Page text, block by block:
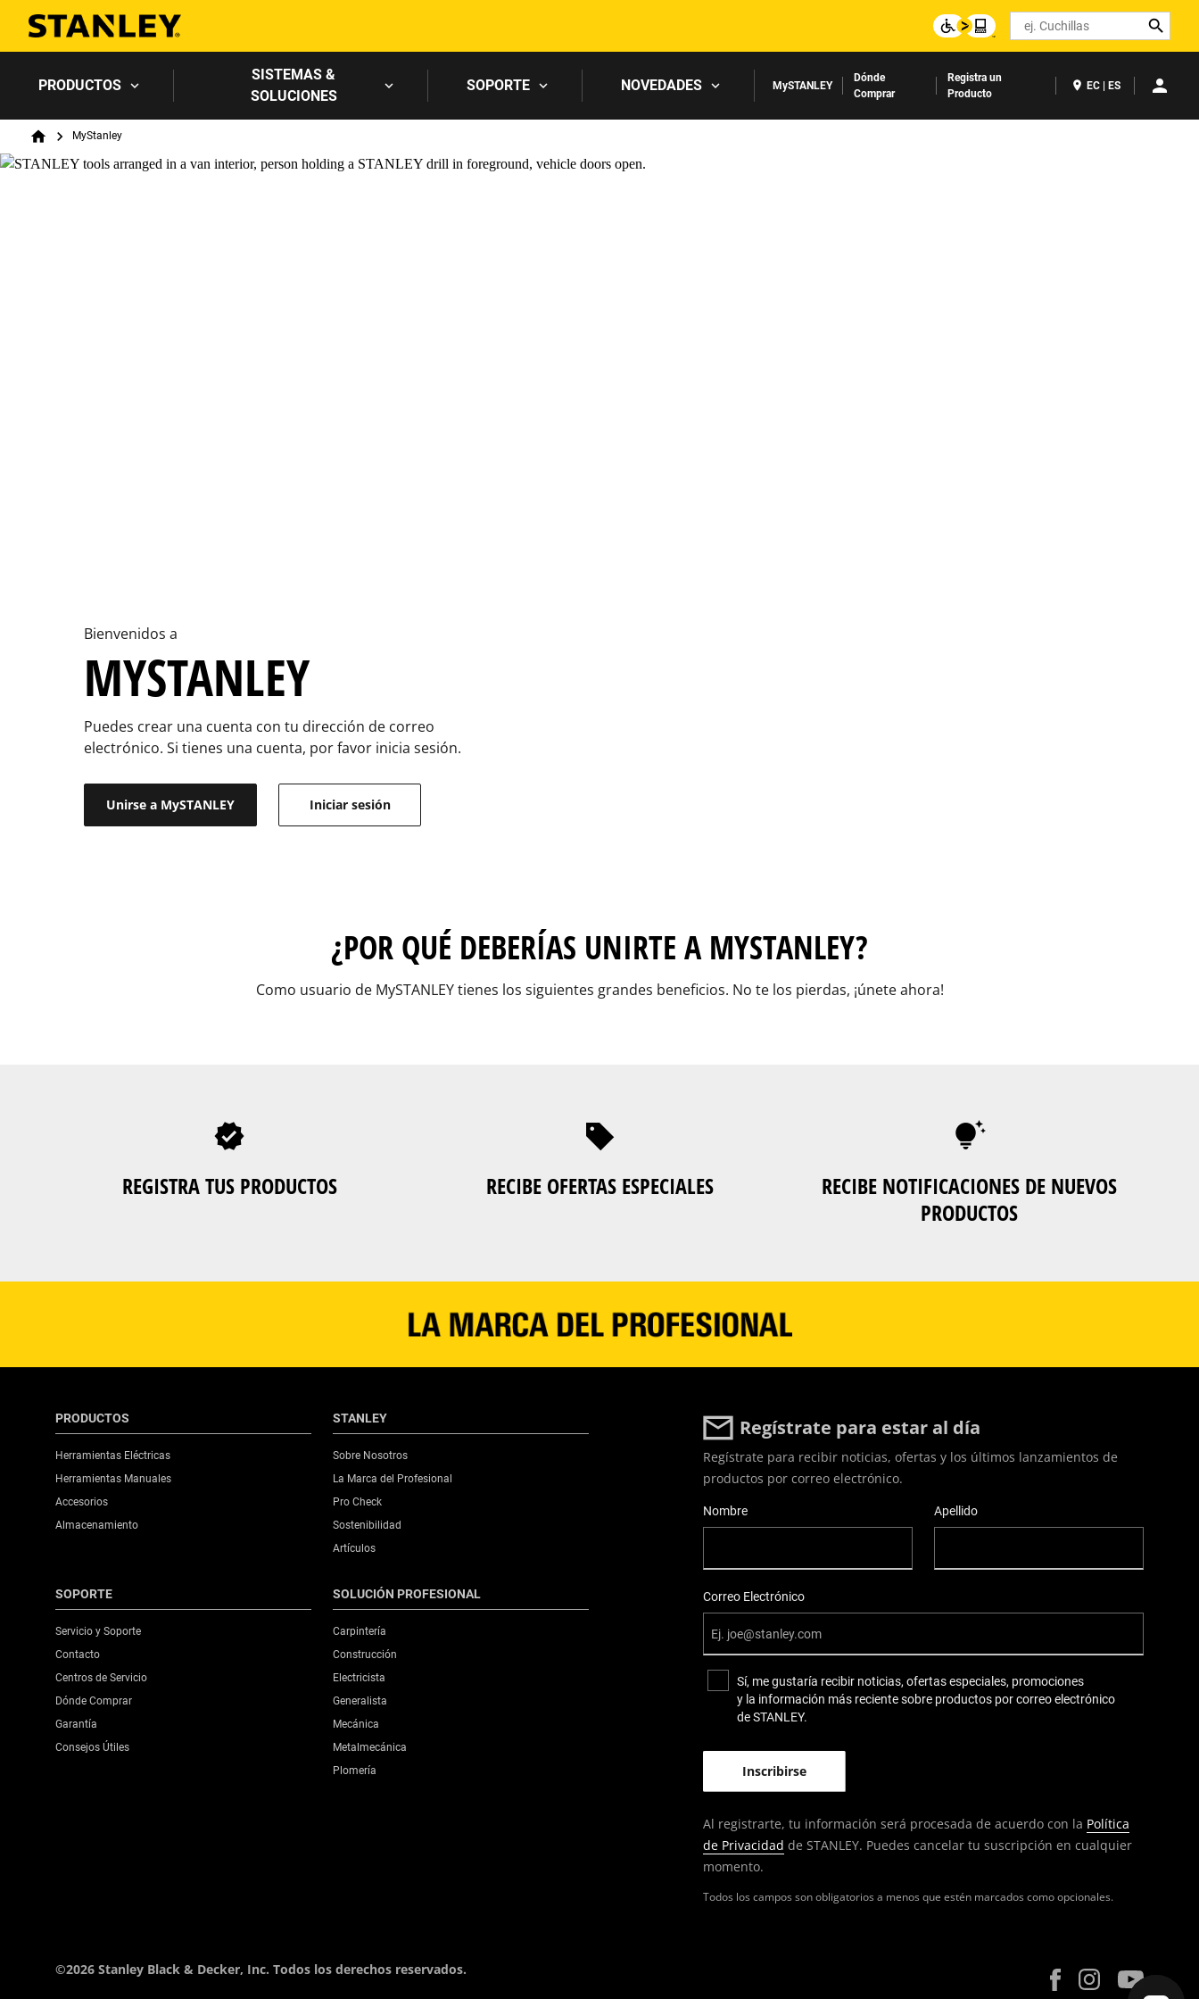
Search
PRODUCTOS
SISTEMAS &
SOLUCIONES
SOPORTE NOVEDADES MySTANLEY
Dónde
Comprar
Registra un
Producto
EC | ES
Breadcrumb
HomeMyStanley
Bienvenidos a
MYSTANLEY
Puedes crear una cuenta con tu dirección de correo
electrónico. Si tienes una cuenta, por favor inicia sesión.
Unirse a MySTANLEY Iniciar sesión
¿POR QUÉ DEBERÍAS UNIRTE A MYSTANLEY?
Como usuario de MySTANLEY tienes los siguientes grandes beneficios. No te los pierdas, ¡únete ahora!
REGISTRA TUS PRODUCTOS RECIBE OFERTAS ESPECIALES
RECIBE NOTIFICACIONES DE NUEVOS
PRODUCTOS
PRODUCTOS
Herramientas Eléctricas
Herramientas Manuales
Accesorios
Almacenamiento
STANLEY
Sobre Nosotros
La Marca del Profesional
Pro Check
Sostenibilidad
Artículos
SOPORTE
Servicio y Soporte
Contacto
Centros de Servicio
Dónde Comprar
Garantía
Consejos Útiles
SOLUCIÓN PROFESIONAL
Carpintería
Construcción
Electricista
Generalista
Mecánica
Metalmecánica
Plomería
Regístrate para estar al día
Todos los campos son obligatorios a menos que estén marcados como opcionales.
Regístrate para recibir noticias, ofertas y los últimos lanzamientos de
productos por correo electrónico.
User Details
Nombre Apellido
Correo Electrónico
Sí, me gustaría recibir noticias, ofertas especiales, promociones
y la información más reciente sobre productos por correo electrónico
de STANLEY.
Al registrarte, tu información será procesada de acuerdo con la Política
de Privacidad de STANLEY. Puedes cancelar tu suscripción en cualquier
momento.
©2026 Stanley Black & Decker, Inc. Todos los derechos reservados.